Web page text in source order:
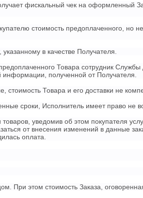
фискальный чек на
стоимость предоплаченного, но
в качестве Получателя.
Товара сотрудник
информации, полученной от Получателя.
стоимость Товара и его доставки не
сроки, Исполнитель имеет право не
уведомив об этом покупателя
от внесения изменений в данные
оплата.
При этом стоимость Заказа,